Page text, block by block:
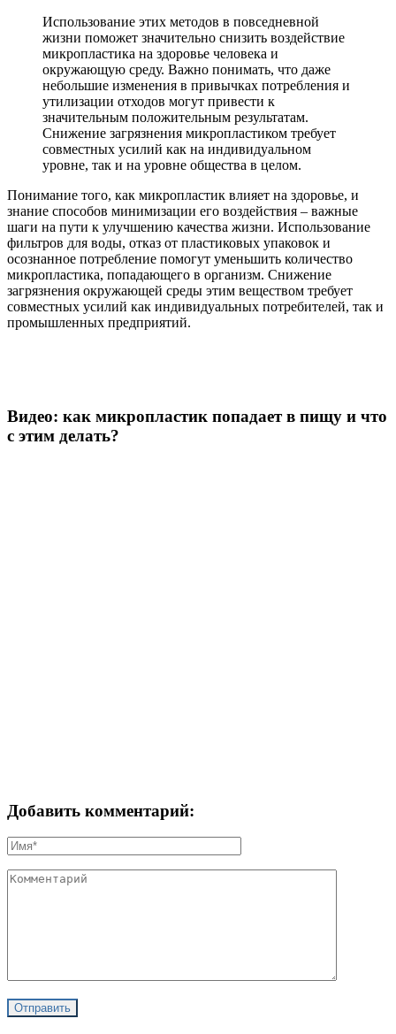
Использование этих методов в повседневной
жизни поможет значительно снизить воздействие
микропластика на здоровье человека и
окружающую среду. Важно понимать, что даже
небольшие изменения в привычках потребления и
утилизации отходов могут привести к
значительным положительным результатам.
Снижение загрязнения микропластиком требует
совместных усилий как на индивидуальном
уровне, так и на уровне общества в целом.
Понимание того, как микропластик влияет на здоровье, и
знание способов минимизации его воздействия – важные
шаги на пути к улучшению качества жизни. Использование
фильтров для воды, отказ от пластиковых упаковок и
осознанное потребление помогут уменьшить количество
микропластика, попадающего в организм. Снижение
загрязнения окружающей среды этим веществом требует
совместных усилий как индивидуальных потребителей, так и
промышленных предприятий.
Видео: как микропластик попадает в пищу и что
с этим делать?
Добавить комментарий: